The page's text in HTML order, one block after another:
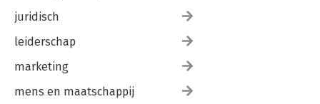
juridisch
leiderschap
marketing
mens en maatschappij